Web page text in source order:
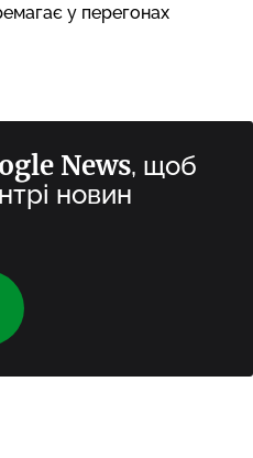
у перегонах
News, щоб
новин